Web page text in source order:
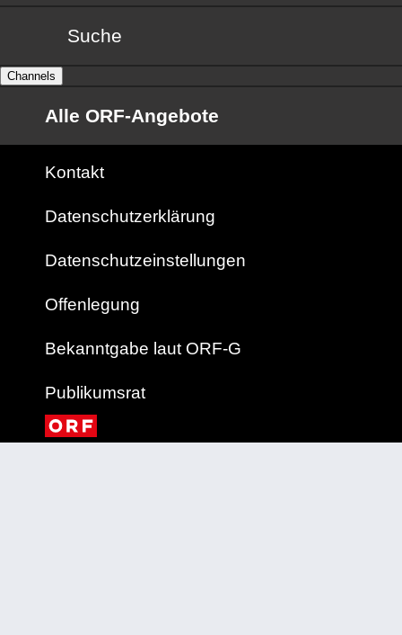
Suche
Channels
Alle ORF-Angebote
Kontakt
Datenschutzerklärung
Datenschutzeinstellungen
Offenlegung
Bekanntgabe laut ORF-G
Publikumsrat